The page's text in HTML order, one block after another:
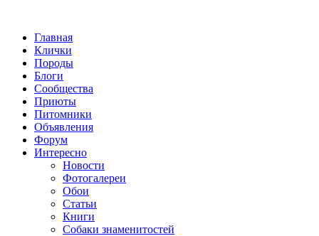
Главная
Клички
Породы
Блоги
Сообщества
Приюты
Питомники
Объявления
Форум
Интересно
Новости
Фотогалереи
Обои
Статьи
Книги
Собаки знаменитостей